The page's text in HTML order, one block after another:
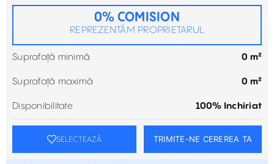
0% COMISION
REPREZENTĂM PROPRIETARUL
Suprafață minimă 0 m²
Suprafață maximă 0 m²
Disponibilitate 100% Inchiriat
SELECTEAZĂ TRIMITE-NE CEREREA TA